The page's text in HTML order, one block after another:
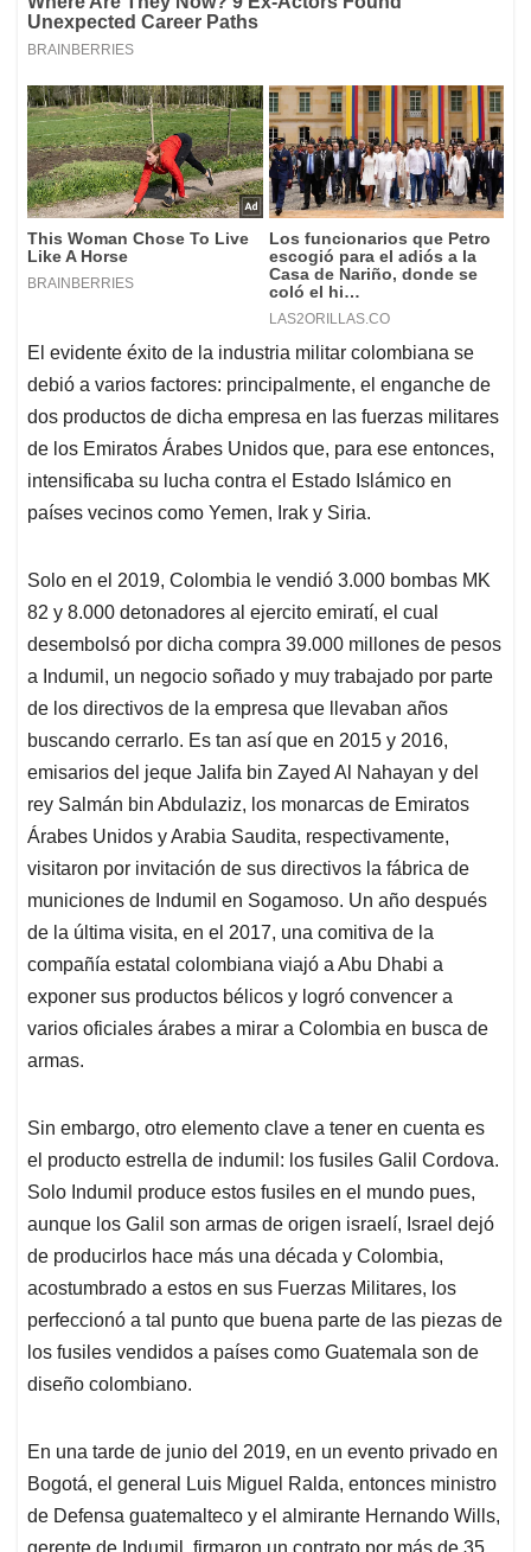
El evidente éxito de la industria militar colombiana se
debió a varios factores: principalmente, el enganche de
dos productos de dicha empresa en las fuerzas militares
de los Emiratos Árabes Unidos que, para ese entonces,
intensificaba su lucha contra el Estado Islámico en
países vecinos como Yemen, Irak y Siria.
Solo en el 2019, Colombia le vendió 3.000 bombas MK
82 y 8.000 detonadores al ejercito emiratí, el cual
desembolsó por dicha compra 39.000 millones de pesos
a Indumil, un negocio soñado y muy trabajado por parte
de los directivos de la empresa que llevaban años
buscando cerrarlo. Es tan así que en 2015 y 2016,
emisarios del jeque Jalifa bin Zayed Al Nahayan y del
rey Salmán bin Abdulaziz, los monarcas de Emiratos
Árabes Unidos y Arabia Saudita, respectivamente,
visitaron por invitación de sus directivos la fábrica de
municiones de Indumil en Sogamoso. Un año después
de la última visita, en el 2017, una comitiva de la
compañía estatal colombiana viajó a Abu Dhabi a
exponer sus productos bélicos y logró convencer a
varios oficiales árabes a mirar a Colombia en busca de
armas.
Sin embargo, otro elemento clave a tener en cuenta es
el producto estrella de indumil: los fusiles Galil Cordova.
Solo Indumil produce estos fusiles en el mundo pues,
aunque los Galil son armas de origen israelí, Israel dejó
de producirlos hace más una década y Colombia,
acostumbrado a estos en sus Fuerzas Militares, los
perfeccionó a tal punto que buena parte de las piezas de
los fusiles vendidos a países como Guatemala son de
diseño colombiano.
En una tarde de junio del 2019, en un evento privado en
Bogotá, el general Luis Miguel Ralda, entonces ministro
de Defensa guatemalteco y el almirante Hernando Wills,
gerente de Indumil, firmaron un contrato por más de 35